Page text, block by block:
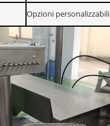
Opzioni